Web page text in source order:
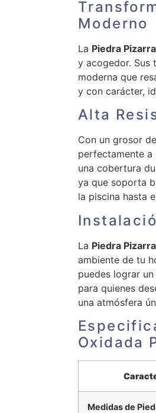
Moderno
La Piedra
y acogedor. Sus
moderna que
y con carácter,
Alta
Con un grosor
perfectamente a
una cobertura
ya que soporta
la piscina hasta
La Piedra
ambiente de tu
puedes lograr
para quienes
una atmósfera
Oxidada
Medidas de